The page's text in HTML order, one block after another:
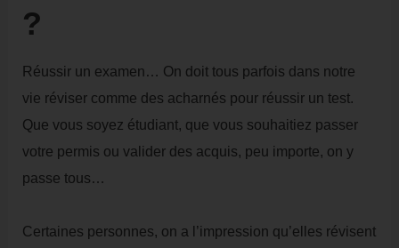
?
Réussir un examen… On doit tous parfois dans notre
vie réviser comme des acharnés pour réussir un test.
Que vous soyez étudiant, que vous souhaitiez passer
votre permis ou valider des acquis, peu importe, on y
passe tous…
Certaines personnes, on a l’impression qu’elles révisent